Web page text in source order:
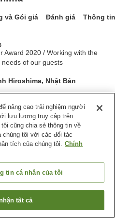
và Gói giá Đánh giá Thông
Award 2020 / Working with the
of our guests
Hiroshima, Nhật Bản
lượt
Máy bán hàng tự động
Thành phố Hiroshima
trống
nâng cao trải nghiệm người
lưu lượng truy cập trên
cũng chia sẻ thông tin về
chúng tôi với các đối tác
tích của chúng tôi. Chính
tin cá nhân của tôi
tất cả